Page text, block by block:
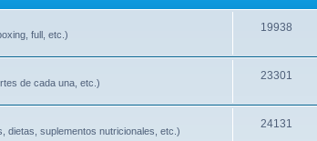
full, etc.)
19938
de cada una, etc.)
23301
dietas, suplementos nutricionales, etc.)
24131